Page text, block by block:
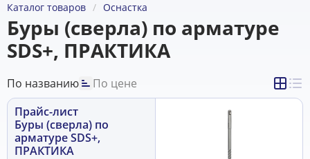
Каталог товаров Оснастка
Буры (сверла) по арматуре
SDS+, ПРАКТИКА
По названию
По цене
Прайс-лист
Буры (сверла) по
арматуре SDS+,
ПРАКТИКА